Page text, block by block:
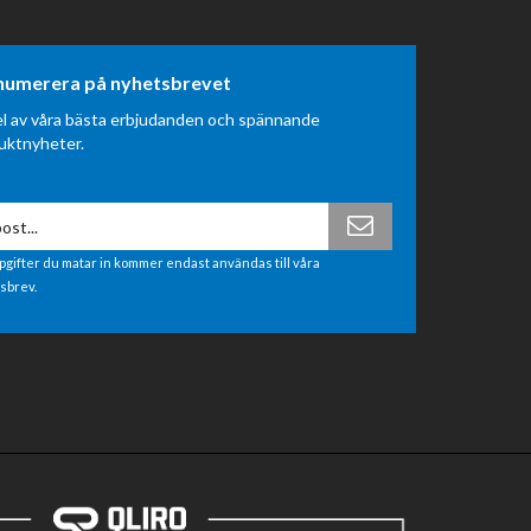
på nyhetsbrevet
av våra bästa erbjudanden och spännande
du matar in kommer endast användas till våra